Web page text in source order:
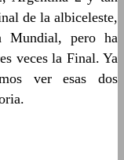
de la albiceleste,
Mundial, pero ha
veces la Final. Ya
ver esas dos